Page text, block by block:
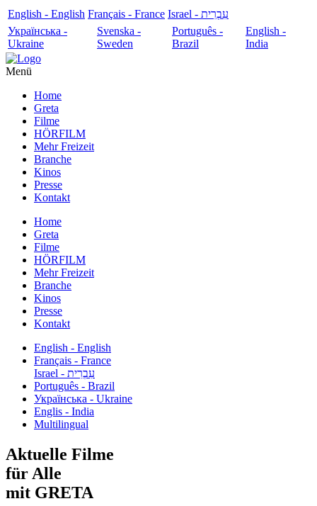
English - English Français - France
עִבְרִית - Israel
Українська -
Ukraine
Svenska -
Sweden
Português -
Brazil
English -
India
Menü
Home
Greta
Filme
HÖRFILM
Mehr Freizeit
Branche
Kinos
Presse
Kontakt
Home
Greta
Filme
HÖRFILM
Mehr Freizeit
Branche
Kinos
Presse
Kontakt
English - English
Français - France
עִבְרִית - Israel
Português - Brazil
Українська - Ukraine
Englis - India
Multilingual
Aktuelle Filme
für Alle
mit GRETA